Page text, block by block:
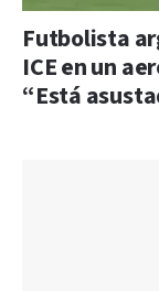
Futbolista
ICE en un
“Está